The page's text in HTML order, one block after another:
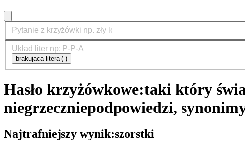
brakująca litera (-)
Hasło krzyżówkowe:taki który
niegrzeczniepodpowiedzi,
Najtrafniejszy wynik:szorstki